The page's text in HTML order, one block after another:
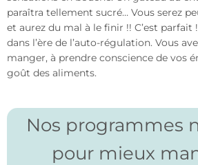
paraîtra tellement sucré… Vous serez
et aurez du mal à le finir !! C’est parfait
dans l’ère de l’auto-régulation. Vous
manger, à prendre conscience de vos
goût des aliments.
Nos programmes
pour mieux